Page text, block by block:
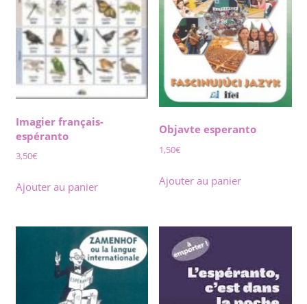
Imagier français-
espéranto
3,50€
Ajouter au panier
Objavte esperanto
1,50€
Ajouter au panier